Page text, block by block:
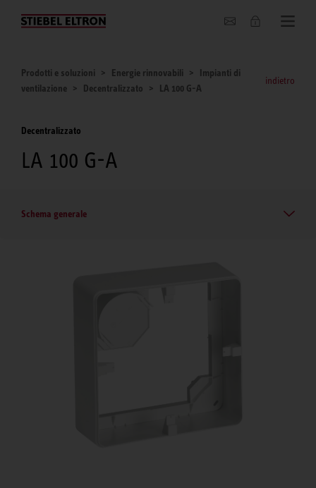
Chi siamo
Prodotti e soluzioni Energie rinnovabili
Impianti di
ventilazione
Decentralizzato LA 100 G-A
indietro
Decentralizzato
LA 100 G-A
Schema generale